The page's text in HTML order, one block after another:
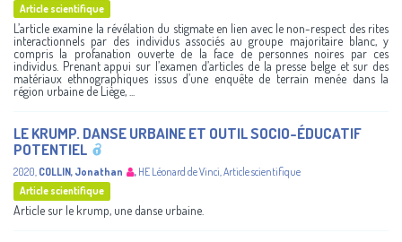
Article scientifique
L’article examine la révélation du stigmate en lien avec le non-respect des rites
interactionnels par des individus associés au groupe majoritaire blanc, y
compris la profanation ouverte de la face de personnes noires par ces
individus. Prenant appui sur l’examen d’articles de la presse belge et sur des
matériaux ethnographiques issus d’une enquête de terrain menée dans la
région urbaine de Liège, ...
LE KRUMP. DANSE URBAINE ET OUTIL SOCIO-ÉDUCATIF
POTENTIEL
2020, COLLIN, Jonathan , HE Léonard de Vinci,Article scientifique
Article scientifique
Article sur le krump, une danse urbaine.